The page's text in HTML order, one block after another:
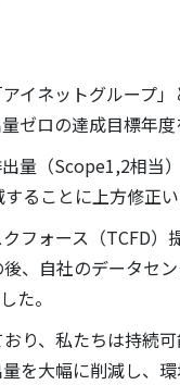
イネットグループ
ゼロの達成目標年
量（Scope1,2相当
ることに上方修正い
フォース（TCFD
、自社のデータセ
た。
り、私たちは持続
を大幅に削減し、